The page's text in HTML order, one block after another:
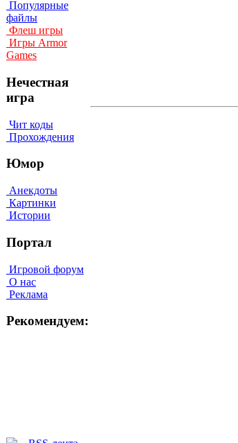
Популярные
файлы
Флеш игры
Игры Armor
Games
Нечестная
игра
Чит коды
Прохождения
Юмор
Анекдоты
Картинки
Истории
Портал
Игровой форум
О нас
Реклама
Рекомендуем: